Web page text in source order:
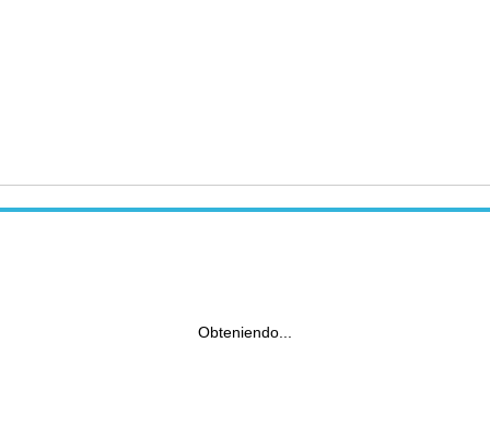
Obteniendo...